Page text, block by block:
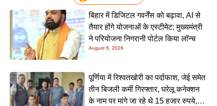
बिहार में डिजिटल गवर्नेंस को बढ़ावा, AI से
तैयार होंगे योजनाओं के एस्टीमेट; मुख्यमंत्री
ने परियोजना निगरानी पोर्टल किया लॉन्च
August 6, 2026
पूर्णिया में रिश्वतखोरी का पर्दाफाश, जेई समेत
तीन बिजली कर्मी गिरफ्तार, घरेलू कनेक्शन
के नाम पर मांगे जा रहे थे 15 हजार रुपये,